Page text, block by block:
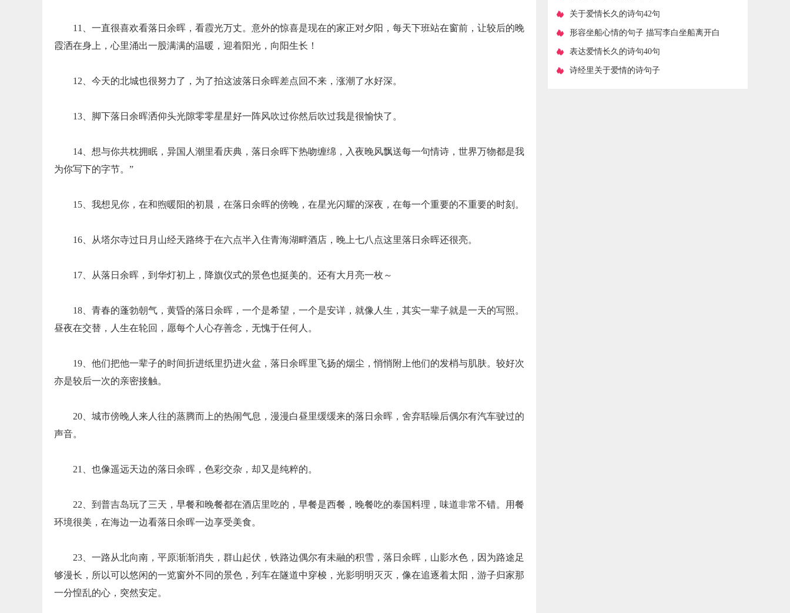
11、一直很喜欢看落日余晖，看霞光万丈。意外的惊喜是现在的家正对夕阳，每天下班站在窗前，让较后的晚
霞洒在身上，心里涌出一股满满的温暖，迎着阳光，向阳生长！
12、今天的北城也很努力了，为了拍这波落日余晖差点回不来，涨潮了水好深。
13、脚下落日余晖洒仰头光隙零零星星好一阵风吹过你然后吹过我是很愉快了。
14、想与你共枕拥眠，异国人潮里看庆典，落日余晖下热吻缠绵，入夜晚风飘送每一句情诗，世界万物都是我
为你写下的字节。”
15、我想见你，在和煦暖阳的初晨，在落日余晖的傍晚，在星光闪耀的深夜，在每一个重要的不重要的时刻。
16、从塔尔寺过日月山经天路终于在六点半入住青海湖畔酒店，晚上七八点这里落日余晖还很亮。
17、从落日余晖，到华灯初上，降旗仪式的景色也挺美的。还有大月亮一枚～
18、青春的蓬勃朝气，黄昏的落日余晖，一个是希望，一个是安详，就像人生，其实一辈子就是一天的写照。
昼夜在交替，人生在轮回，愿每个人心存善念，无愧于任何人。
19、他们把他一辈子的时间折进纸里扔进火盆，落日余晖里飞扬的烟尘，悄悄附上他们的发梢与肌肤。较好次
亦是较后一次的亲密接触。
20、城市傍晚人来人往的蒸腾而上的热闹气息，漫漫白昼里缓缓来的落日余晖，舍弃聒噪后偶尔有汽车驶过的
声音。
21、也像遥远天边的落日余晖，色彩交杂，却又是纯粹的。
22、到普吉岛玩了三天，早餐和晚餐都在酒店里吃的，早餐是西餐，晚餐吃的泰国料理，味道非常不错。用餐
环境很美，在海边一边看落日余晖一边享受美食。
23、一路从北向南，平原渐渐消失，群山起伏，铁路边偶尔有未融的积雪，落日余晖，山影水色，因为路途足
够漫长，所以可以悠闲的一览窗外不同的景色，列车在隧道中穿梭，光影明明灭灭，像在追逐着太阳，游子归家那
一分惶乱的心，突然安定。
​关于爱情长久的诗句42句
​形容坐船心情的句子 描写李白坐船离开白
帝城心情的诗句
​表达爱情长久的诗句40句
​诗经里关于爱情的诗句子